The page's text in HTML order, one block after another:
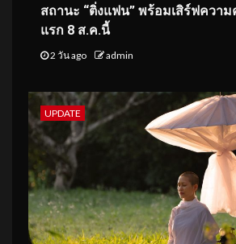
สถานะ “ติ่งแฟน” พร้อมเสิร์ฟควา
แรก 8 ส.ค.นี้
2 วัน ago admin
UPDATE